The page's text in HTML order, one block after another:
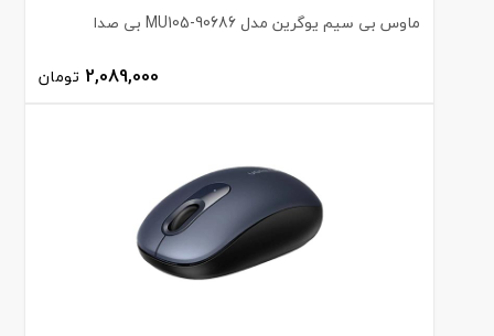
ماوس بی سیم یوگرین مدل 90686-MU105 بی صدا
2,089,000 تومان